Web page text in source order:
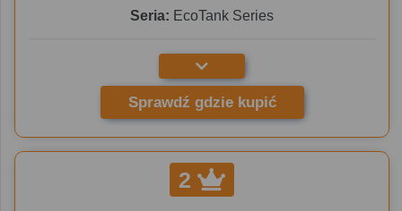
Seria: EcoTank Series
Sprawdź gdzie kupić
2